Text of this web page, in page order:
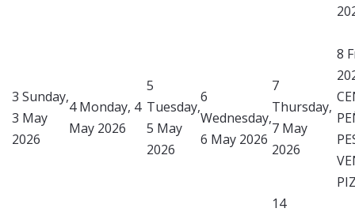
3 Sunday,
3 May
2026
4 Monday, 4
May 2026
5
Tuesday,
5 May
2026
6
Wednesday,
6 May 2026
7
Thursday,
7 May
2026
8
14